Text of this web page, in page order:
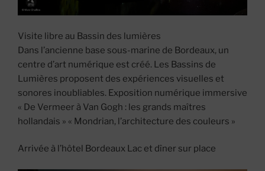
Visite libre au Bassin des lumières
Dans l’ancienne base sous-marine de Bordeaux, un
centre d’art numérique est créé. Les Bassins de
Lumières proposent des expériences visuelles et
sonores inoubliables. Exposition numérique immersive
« De Vermeer à Van Gogh : les grands maîtres
hollandais » « Mondrian, l’architecture des couleurs »
Arrivée à l’hôtel Bordeaux Lac et dîner sur place